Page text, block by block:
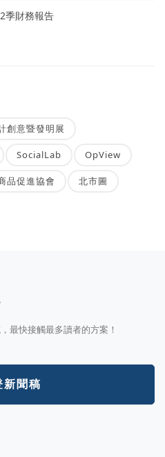
季財務報告
創意暨發明展
SocialLab OpView
品促進協會 北市圖
最快接觸最多讀者的方案！
新聞稿